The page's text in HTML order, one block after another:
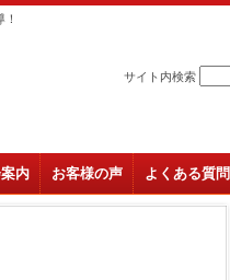
サイト内検索
内 お客様の声 よくある質問